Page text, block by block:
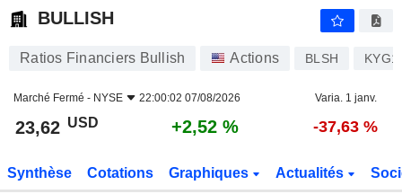
BULLISH
Ratios Financiers Bullish Actions BLSH
Marché Fermé - NYSE 22:00:02 07/08/2026 Varia. 1 janv.
23,62 USD +2,52 % -37,63 %
Synthèse Cotations Graphiques Actualités